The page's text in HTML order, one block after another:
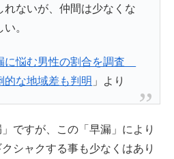
れないが、仲間は少なくな
。
に悩む男性の割合を調査
的な地域差も判明 」より
ですが、この「早漏」により
シャクする事も少なくはあり